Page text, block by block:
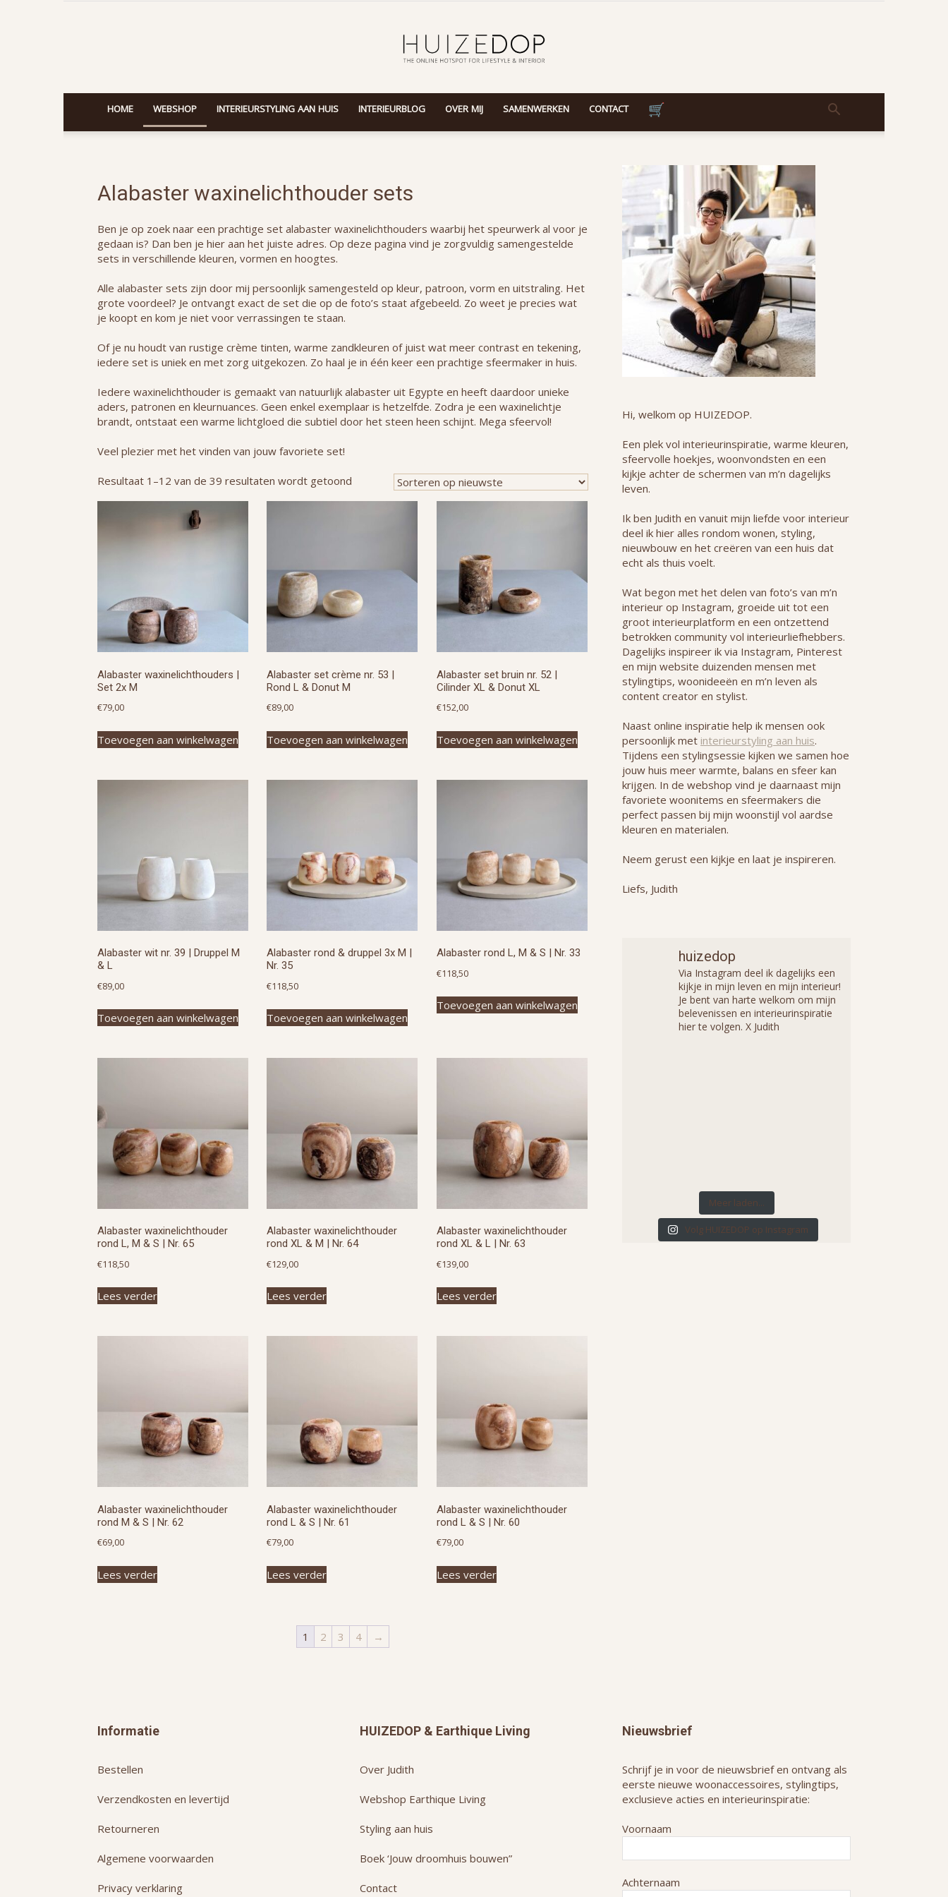
Huizedop
HOME WEBSHOP INTERIEURSTYLING AAN HUIS INTERIEURBLOG OVER MIJ SAMENWERKEN CONTACT
Alabaster waxinelichthouder sets
Ben je op zoek naar een prachtige set alabaster waxinelichthouders waarbij het speurwerk al voor je
gedaan is? Dan ben je hier aan het juiste adres. Op deze pagina vind je zorgvuldig samengestelde
sets in verschillende kleuren, vormen en hoogtes.
Alle alabaster sets zijn door mij persoonlijk samengesteld op kleur, patroon, vorm en uitstraling. Het
grote voordeel? Je ontvangt exact de set die op de foto’s staat afgebeeld. Zo weet je precies wat
je koopt en kom je niet voor verrassingen te staan.
Of je nu houdt van rustige crème tinten, warme zandkleuren of juist wat meer contrast en tekening,
iedere set is uniek en met zorg uitgekozen. Zo haal je in één keer een prachtige sfeermaker in huis.
Iedere waxinelichthouder is gemaakt van natuurlijk alabaster uit Egypte en heeft daardoor unieke
aders, patronen en kleurnuances. Geen enkel exemplaar is hetzelfde. Zodra je een waxinelichtje
brandt, ontstaat een warme lichtgloed die subtiel door het steen heen schijnt. Mega sfeervol!
Veel plezier met het vinden van jouw favoriete set!
Resultaat 1–12 van de 39 resultaten wordt getoond Gesorteerd
Alabaster waxinelichthouders |
Set 2x M
€79,00
Toevoegen aan winkelwagen
Alabaster set crème nr. 53 |
Rond L & Donut M
€89,00
Toevoegen aan winkelwagen
Alabaster set bruin nr. 52 |
Cilinder XL & Donut XL
€152,00
Toevoegen aan winkelwagen
Alabaster wit nr. 39 | Druppel M
& L
€89,00
Toevoegen aan winkelwagen
Alabaster rond & druppel 3x M |
Nr. 35
€118,50
Toevoegen aan winkelwagen
Alabaster rond L, M & S | Nr. 33
€118,50
Toevoegen aan winkelwagen
Alabaster waxinelichthouder
rond L, M & S | Nr. 65
€118,50
Lees verder
Alabaster waxinelichthouder
rond XL & M | Nr. 64
€129,00
Lees verder
Alabaster waxinelichthouder
rond XL & L | Nr. 63
€139,00
Lees verder
Alabaster waxinelichthouder
rond M & S | Nr. 62
€69,00
Lees verder
Alabaster waxinelichthouder
rond L & S | Nr. 61
€79,00
Lees verder
Alabaster waxinelichthouder
rond L & S | Nr. 60
€79,00
Lees verder
1 2 3 4 →
Hi, welkom op HUIZEDOP.
Een plek vol interieurinspiratie, warme kleuren,
sfeervolle hoekjes, woonvondsten en een
kijkje achter de schermen van m’n dagelijks
leven.
Ik ben Judith en vanuit mijn liefde voor interieur
deel ik hier alles rondom wonen, styling,
nieuwbouw en het creëren van een huis dat
echt als thuis voelt.
Wat begon met het delen van foto’s van m’n
interieur op Instagram, groeide uit tot een
groot interieurplatform en een ontzettend
betrokken community vol interieurliefhebbers.
Dagelijks inspireer ik via Instagram, Pinterest
en mijn website duizenden mensen met
stylingtips, woonideeën en m’n leven als
content creator en stylist.
Naast online inspiratie help ik mensen ook
persoonlijk met interieurstyling aan huis.
Tijdens een stylingsessie kijken we samen hoe
jouw huis meer warmte, balans en sfeer kan
krijgen. In de webshop vind je daarnaast mijn
favoriete woonitems en sfeermakers die
perfect passen bij mijn woonstijl vol aardse
kleuren en materialen.
Neem gerust een kijkje en laat je inspireren.
Liefs, Judith
huizedop
Via Instagram deel ik dagelijks een
kijkje in mijn leven en mijn interieur!
Je bent van harte welkom om mijn
belevenissen en interieurinspiratie
hier te volgen. X Judith
Meer laden...
Volg HUIZEDOP op Instagram
Informatie
Bestellen
Verzendkosten en levertijd
Retourneren
Algemene voorwaarden
Privacy verklaring
HUIZEDOP & Earthique Living
Over Judith
Webshop Earthique Living
Styling aan huis
Boek ‘Jouw droomhuis bouwen”
Contact
Nieuwsbrief
Schrijf je in voor de nieuwsbrief en ontvang als
eerste nieuwe woonaccessoires, stylingtips,
exclusieve acties en interieurinspiratie:
Voornaam
Achternaam